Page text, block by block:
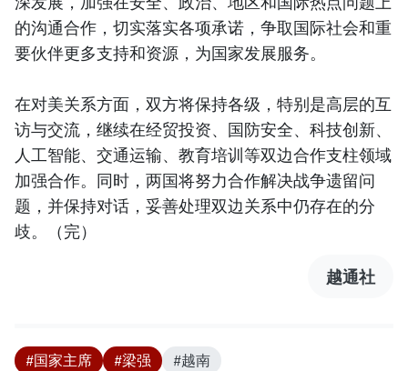
的沟通合作，切实落实各项承诺，争取国际社会和重
要伙伴更多支持和资源，为国家发展服务。
在对美关系方面，双方将保持各级，特别是高层的互
访与交流，继续在经贸投资、国防安全、科技创新、
人工智能、交通运输、教育培训等双边合作支柱领域
加强合作。同时，两国将努力合作解决战争遗留问
题，并保持对话，妥善处理双边关系中仍存在的分
歧。（完）
越通社
#国家主席 #梁强 #越南